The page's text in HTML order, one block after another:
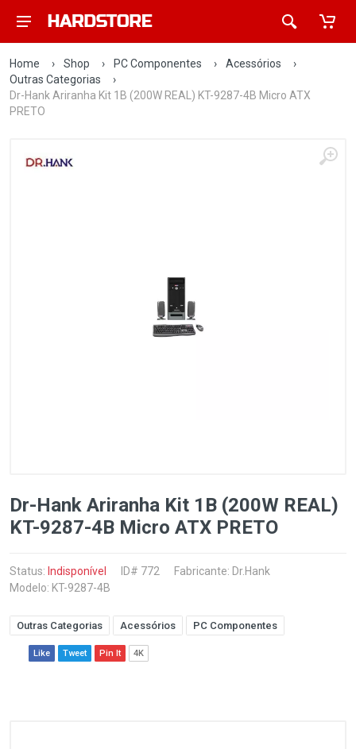
Home › Shop › PC Componentes › Acessórios
›
Outras Categorias
›
Dr-Hank Ariranha Kit 1B (200W REAL) KT-9287-4B Micro ATX
PRETO
Dr-Hank Ariranha Kit 1B (200W REAL)
KT-9287-4B Micro ATX PRETO
Status: Indisponível ID# 772 Fabricante: Dr.Hank
Modelo: KT-9287-4B
Outras Categorias Acessórios PC Componentes
Like Tweet Pin It 4K